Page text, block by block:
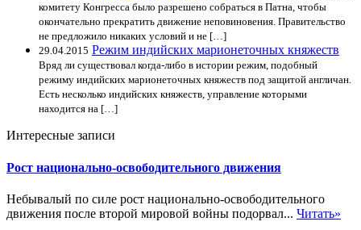
комитету Конгресса было разрешено собраться в Патна, чтобы
окончательно прекратить движение неповиновения. Правительство
не предложило никаких условий и не […]
29.04.2015 Режим индийских марионеточных княжеств
Вряд ли существовал когда-либо в истории режим, подобный
режиму индийских марионеточных княжеств под защитой англичан.
Есть несколько индийских княжеств, управление которыми
находится на […]
Интересные записи
Рост национально-освободительного движения
Небывалый по силе рост национально-освободительного
движения после второй мировой войны подорвал... Читать»